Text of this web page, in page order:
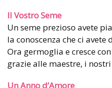
Il Vostro Seme
Un seme prezioso avete
la conoscenza che ci avete
Ora germoglia e cresce
grazie alle maestre, i
Un Anno d’Amore